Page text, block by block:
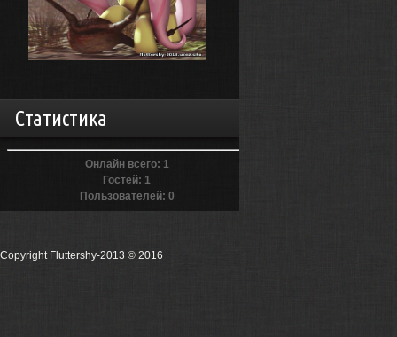
Статистика
Онлайн всего: 1
Гостей: 1
Пользователей: 0
Copyright Fluttershy-2013 © 2016